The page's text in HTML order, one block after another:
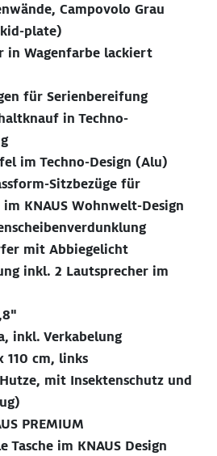
Campovolo Grau
plate)
in Wagenfarbe lackiert
für Serienbereifung
in Techno-
im Techno-Design (Alu)
Sitzbezüge für
KNAUS Wohnwelt-Design
mit Abbiegelicht
inkl. 2 Lautsprecher im
inkl. Verkabelung
110 cm, links
mit Insektenschutz und
PREMIUM
im KNAUS Design